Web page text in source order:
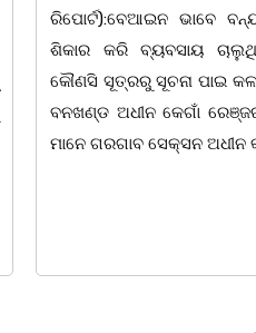
"ସଶକ୍ତ ଓଡିଶା"ପକ୍ଷରୁ
ସ୍ଥିତ କାର୍ଯ୍ୟାଳୟ ଠାରେ
-2026 ଆବାହକ ବିଜୟ
ସଂଯୋଜନା ଓ ସଭାପତିତ୍ବ
ଯାଇଛି l ମହିଳା ସଶକ୍ତିକରଣ